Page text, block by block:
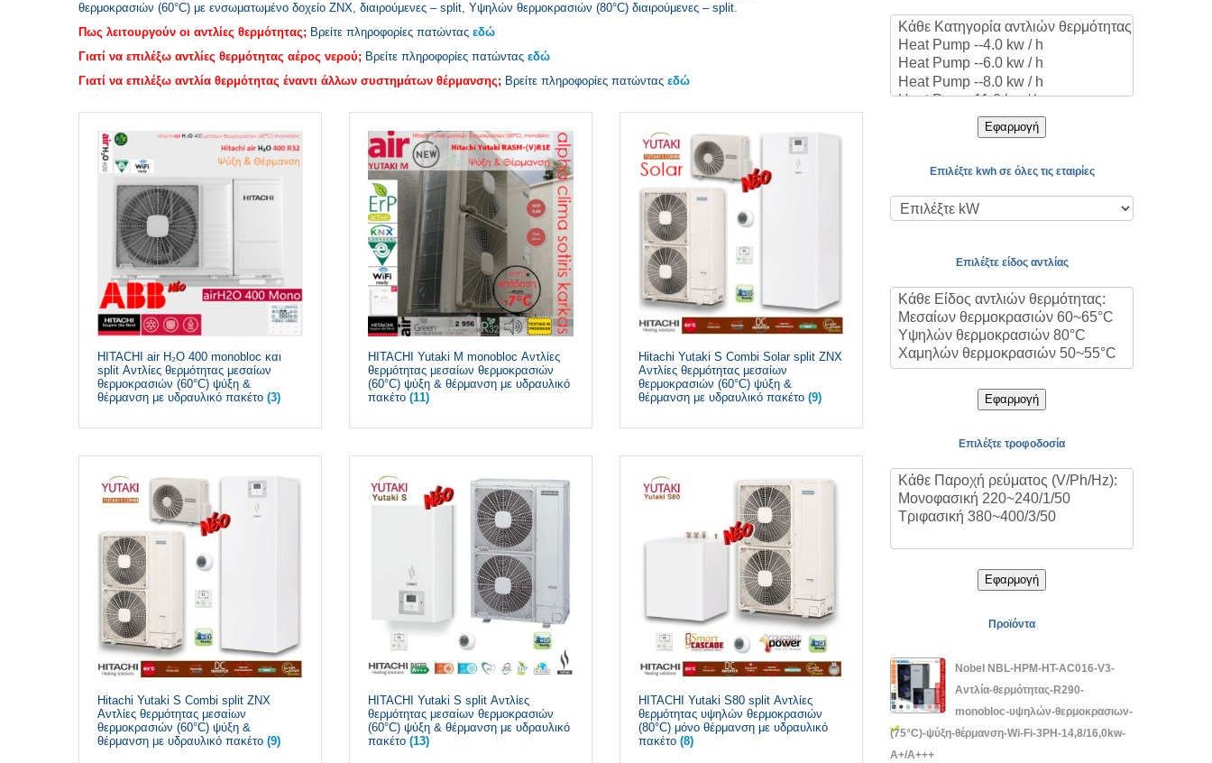
θερμοκρασιών (60°C) με ενσωματωμένο δοχείο ZNX, διαιρούμενες – split, Υψηλών θερμοκρασιών (80°C) διαιρούμενες – split.
Πως λειτουργούν οι αντλίες θερμότητας; Βρείτε πληροφορίες πατώντας εδώ
Γιατί να επιλέξω αντλίες θερμότητας αέρος νερού; Βρείτε πληροφορίες πατώντας εδώ
Γιατί να επιλέξω αντλία θερμότητας έναντι άλλων συστημάτων θέρμανσης; Βρείτε πληροφορίες πατώντας εδώ
HITACHI air H₂O 400 monobloc και
split Αντλίες θερμότητας μεσαίων
θερμοκρασιών (60°C) ψύξη &
θέρμανση με υδραυλικό πακέτο (3)
HITACHI Yutaki M monobloc Αντλίες
θερμότητας μεσαίων θερμοκρασιών
(60°C) ψύξη & θέρμανση με υδραυλικό
πακέτο (11)
Hitachi Yutaki S Combi Solar split ZNX
Αντλίες θερμότητας μεσαίων
θερμοκρασιών (60°C) ψύξη &
θέρμανση με υδραυλικό πακέτο (9)
Hitachi Yutaki S Combi split ZNX
Αντλίες θερμότητας μεσαίων
θερμοκρασιών (60°C) ψύξη &
θέρμανση με υδραυλικό πακέτο (9)
HITACHI Yutaki S split Αντλίες
θερμότητας μεσαίων θερμοκρασιών
(60°C) ψύξη & θέρμανση με υδραυλικό
πακέτο (13)
HITACHI Yutaki S80 split Αντλίες
θερμότητας υψηλών θερμοκρασιών
(80°C) μόνο θέρμανση με υδραυλικό
πακέτο (8)
Εφαρμογή
Επιλέξτε kwh σε όλες τις εταιρίες
Επιλέξτε είδος αντλίας
Εφαρμογή
Επιλέξτε τροφοδοσία
Εφαρμογή
Προϊόντα
Nobel NBL-HPM-HT-AC016-V3-
Αντλία-θερμότητας-R290-
monobloc-υψηλών-θερμοκρασιων-
(75°C)-ψύξη-θέρμανση-Wi-Fi-3PH-14,8/16,0kw-
A+/A+++